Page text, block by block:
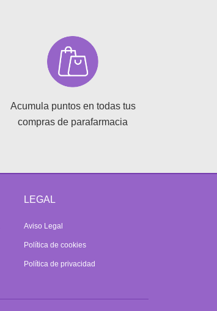
Acumula puntos en todas tus
compras de parafarmacia
LEGAL
Aviso Legal
Política de cookies
Política de privacidad